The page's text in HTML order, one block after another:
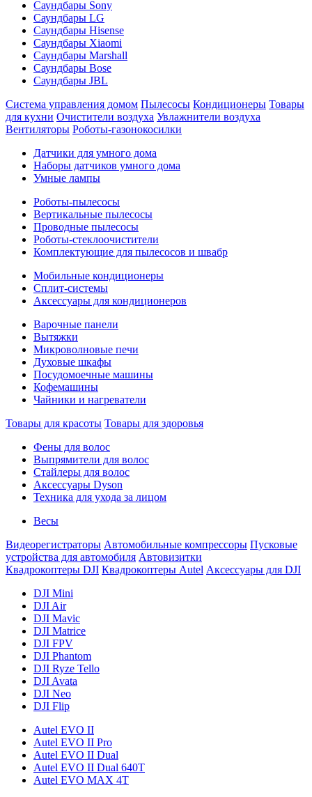
Саундбары Sony
Саундбары LG
Саундбары Hisense
Саундбары Xiaomi
Саундбары Marshall
Саундбары Bose
Саундбары JBL
Система управления домом Пылесосы Кондиционеры Товары
для кухни Очистители воздуха Увлажнители воздуха
Вентиляторы Роботы-газонокосилки
Датчики для умного дома
Наборы датчиков умного дома
Умные лампы
Роботы-пылесосы
Вертикальные пылесосы
Проводные пылесосы
Роботы-стеклоочистители
Комплектующие для пылесосов и швабр
Мобильные кондиционеры
Сплит-системы
Аксессуары для кондиционеров
Варочные панели
Вытяжки
Микроволновые печи
Духовые шкафы
Посудомоечные машины
Кофемашины
Чайники и нагреватели
Товары для красоты Товары для здоровья
Фены для волос
Выпрямители для волос
Стайлеры для волос
Аксессуары Dyson
Техника для ухода за лицом
Весы
Видеорегистраторы Автомобильные компрессоры Пусковые
устройства для автомобиля Автовизитки
Квадрокоптеры DJI Квадрокоптеры Autel Аксессуары для DJI
DJI Mini
DJI Air
DJI Mavic
DJI Matrice
DJI FPV
DJI Phantom
DJI Ryze Tello
DJI Avata
DJI Neo
DJI Flip
Autel EVO II
Autel EVO II Pro
Autel EVO II Dual
Autel EVO II Dual 640T
Autel EVO MAX 4T